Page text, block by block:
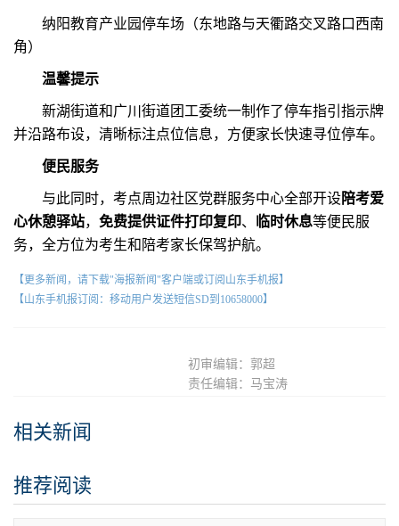
纳阳教育产业园停车场（东地路与天衢路交叉路口西南
角）
温馨提示
新湖街道和广川街道团工委统一制作了停车指引指示牌
并沿路布设，清晰标注点位信息，方便家长快速寻位停车。
便民服务
与此同时，考点周边社区党群服务中心全部开设陪考爱
心休憩驿站， 免费提供证件打印复印、 临时休息等便民服
务，全方位为考生和陪考家长保驾护航。
【更多新闻，请下载"海报新闻"客户端或订阅山东手机报】
【山东手机报订阅：移动用户发送短信SD到10658000】
初审编辑：郭超
责任编辑：马宝涛
相关新闻
推荐阅读